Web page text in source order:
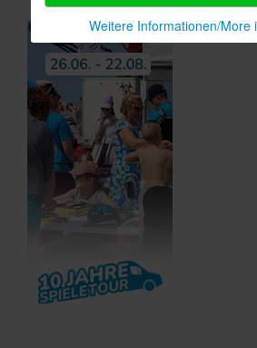
Weitere Informationen/More